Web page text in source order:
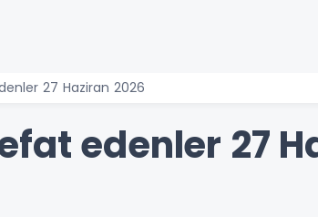
27 Haziran 2026
edenler 27